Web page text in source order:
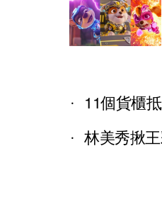
11個貨櫃
林美秀揪